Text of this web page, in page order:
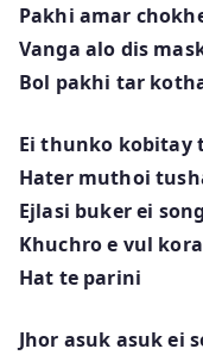
Pakhi amar
Vanga alo dis
Bol pakhi tar
Ei thunko kobitay
Hater muthoi
Ejlasi buker ei
Khuchro e vul
Hat te parini
Jhor asuk asuk ei